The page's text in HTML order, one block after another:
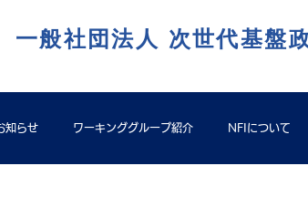
一般社団法人 次世代基盤
知らせ ワーキンググループ紹介 NFIについて